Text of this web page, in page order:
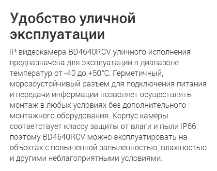
Удобство уличной
эксплуатации
IP видеокамера BD4640RCV уличного исполнения
предназначена для эксплуатации в диапазоне
температур от -40 до +50°C. Герметичный,
морозоустойчивый разъем для подключения питания
и передачи информации позволяет осущеcтвлять
монтаж в любых условиях без дополнительного
монтажного оборудования. Корпус камеры
соответствует классу защиты от влаги и пыли IP66,
поэтому BD4640RCV можно эксплуатировать на
объектах с повышенной запыленностью, влажностью
и другими неблагоприятными условиями.